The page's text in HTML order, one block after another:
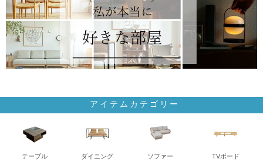
アイテムカテゴリー
テーブル ダイニング ソファー TVボード